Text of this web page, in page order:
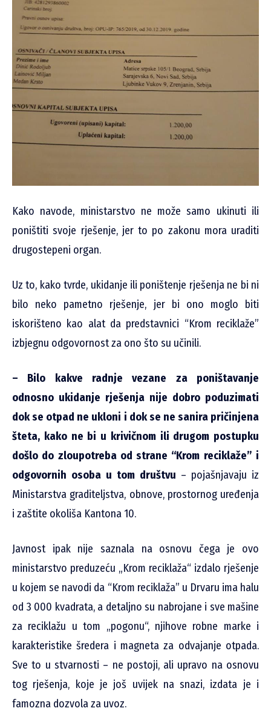
Kako navode, ministarstvo ne može samo ukinuti ili
poništiti svoje rješenje, jer to po zakonu mora uraditi
drugostepeni organ.
Uz to, kako tvrde, ukidanje ili poništenje rješenja ne bi ni
bilo neko pametno rješenje, jer bi ono moglo biti
iskorišteno kao alat da predstavnici “Krom reciklaže”
izbjegnu odgovornost za ono što su učinili.
– Bilo kakve radnje vezane za poništavanje
odnosno ukidanje rješenja nije dobro poduzimati
dok se otpad ne ukloni i dok se ne sanira pričinjena
šteta, kako ne bi u krivičnom ili drugom postupku
došlo do zloupotreba od strane “Krom reciklaže” i
odgovornih osoba u tom društvu – pojašnjavaju iz
Ministarstva graditeljstva, obnove, prostornog uređenja
i zaštite okoliša Kantona 10.
Javnost ipak nije saznala na osnovu čega je ovo
ministarstvo preduzeću „Krom reciklaža“ izdalo rješenje
u kojem se navodi da “Krom reciklaža” u Drvaru ima halu
od 3 000 kvadrata, a detaljno su nabrojane i sve mašine
za reciklažu u tom „pogonu“, njihove robne marke i
karakteristike šredera i magneta za odvajanje otpada.
Sve to u stvarnosti – ne postoji, ali upravo na osnovu
tog rješenja, koje je još uvijek na snazi, izdata je i
famozna dozvola za uvoz.